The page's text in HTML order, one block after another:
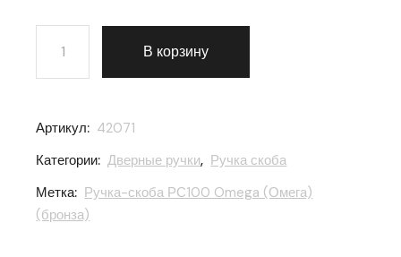
Количество товара Ручка-скоба РС100 Omega
В корзину
Артикул: 42071
Категории: Дверные ручки, Ручка скоба
Метка: Ручка-скоба РС100 Omega (Омега)
(бронза)